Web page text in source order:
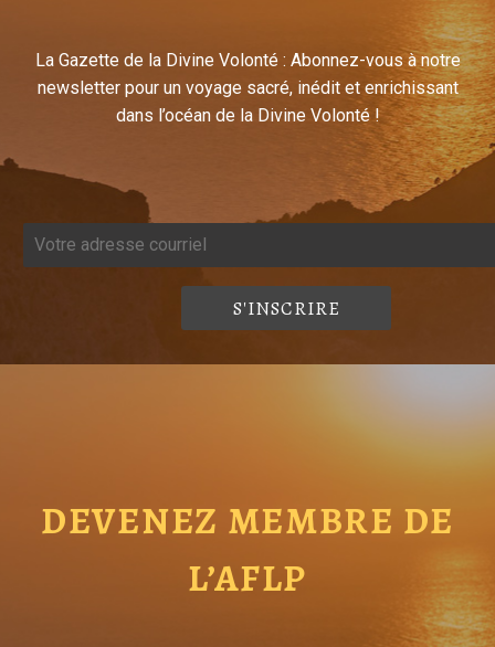
La Gazette de la Divine Volonté : Abonnez-vous à notre
newsletter pour un voyage sacré, inédit et enrichissant
dans l’océan de la Divine Volonté !
DEVENEZ MEMBRE DE
L’AFLP